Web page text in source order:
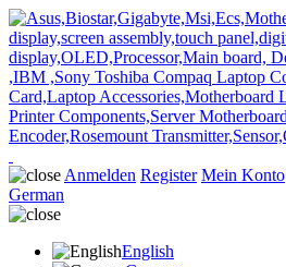
Anmelden Register Mein Konto
German
English